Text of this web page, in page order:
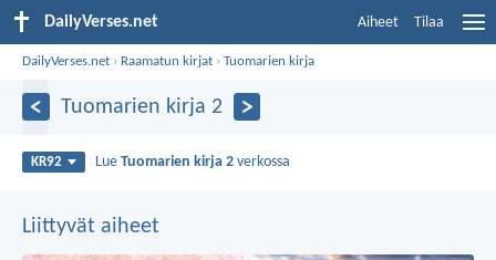
DailyVerses.net Aiheet Tilaa
DailyVerses.net › Raamatun kirjat ›Tuomarien kirja
Tuomarien kirja 2
KR92 LueTuomarien kirja 2 verkossa
Liittyvät aiheet